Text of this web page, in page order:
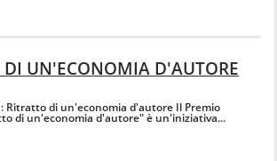
DI UN'ECONOMIA D'AUTORE
Ritratto di un'economia d'autore Il Premio
di un'economia d'autore" è un'iniziativa...